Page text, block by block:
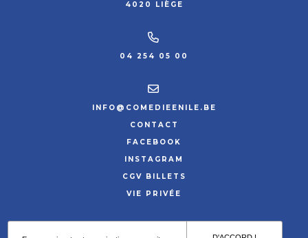
4020 LIÈGE
04 254 05 00
INFO@COMEDIEENILE.BE
CONTACT
FACEBOOK
INSTAGRAM
CGV BILLETS
VIE PRIVÉE